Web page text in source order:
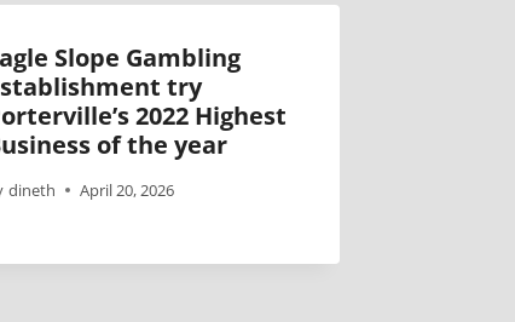
Slope Gambling
try
2022 Highest
of the year
dineth April 20, 2026